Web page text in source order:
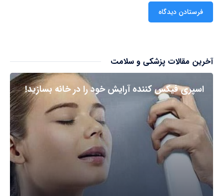
آخرین مقالات پزشکی و سلامت
اسپری فیکس کننده آرایش خود را در خانه بسازید!